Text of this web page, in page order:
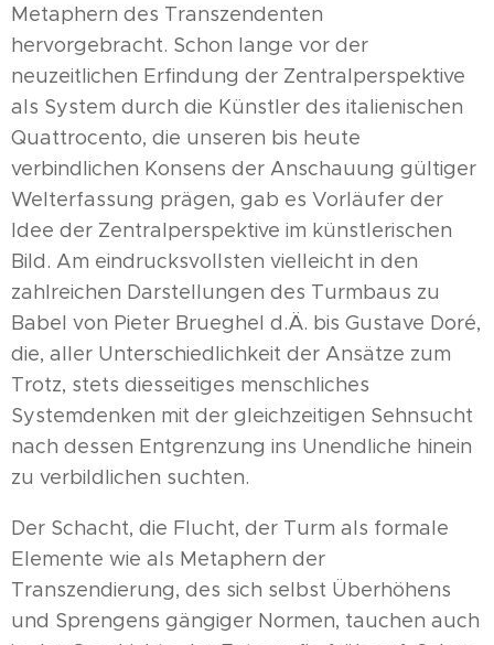
Metaphern des Transzendenten
hervorgebracht. Schon lange vor der
neuzeitlichen Erfindung der Zentralperspektive
als System durch die Künstler des italienischen
Quattrocento, die unseren bis heute
verbindlichen Konsens der Anschauung gültiger
Welterfassung prägen, gab es Vorläufer der
Idee der Zentralperspektive im künstlerischen
Bild. Am eindrucksvollsten vielleicht in den
zahlreichen Darstellungen des Turmbaus zu
Babel von Pieter Brueghel d.Ä. bis Gustave Doré,
die, aller Unterschiedlichkeit der Ansätze zum
Trotz, stets diesseitiges menschliches
Systemdenken mit der gleichzeitigen Sehnsucht
nach dessen Entgrenzung ins Unendliche hinein
zu verbildlichen suchten.
Der Schacht, die Flucht, der Turm als formale
Elemente wie als Metaphern der
Transzendierung, des sich selbst Überhöhens
und Sprengens gängiger Normen, tauchen auch